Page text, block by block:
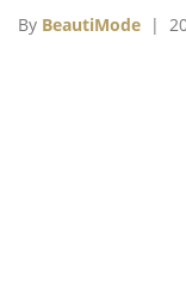
Laura Chiatti 飾)
By BeautiMode |